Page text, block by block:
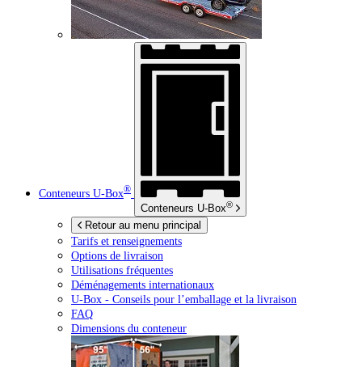
Conteneurs U-Box®
Conteneurs U-Box®
Retour au menu principal
Tarifs et renseignements
Options de livraison
Utilisations fréquentes
Déménagements internationaux
U-Box - Conseils pour l’emballage et la livraison
FAQ
Dimensions du conteneur